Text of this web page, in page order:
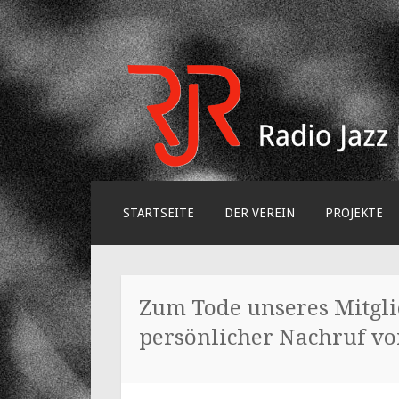
Radio Jazz
CONTENT
STARTSEITE DER VEREIN PROJEKTE
Zum Tode unseres
persönlicher Nachruf